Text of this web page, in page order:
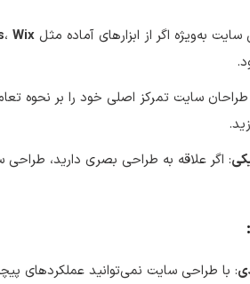
به‌ویژه اگر از ابزارهای آماده مثل ،Wix
سایت تمرکز اصلی خود را بر نحوه
: اگر علاقه به طراحی بصری دارید،
: با طراحی سایت نمی‌توانید عملکردهای